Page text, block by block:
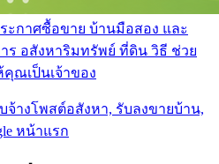
ะกาศซื้อขาย บ้านมือสอง และ
ร อสังหาริมทรัพย์ ที่ดิน วิธี ช่วย
คุณเป็นเจ้าของ
จ้างโพสต์อสังหา, รับลงขายบ้าน,
หน้าแรก